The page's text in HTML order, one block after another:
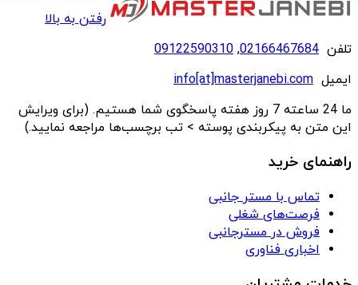
رفتن به بالا
تلفن 02166467684
,
09122590310
ایمیل info[at]masterjanebi.com
ما 24 ساعته 7 روز هفته پاسخگوی شما هستیم. (برای ویرایش
این متن به پیکربندی پوسته > تب برچسب‌ها مراجعه نمایید.)
راهنمای خرید
تماس با مستر جانبی
فرصت‌های شغلی
فروش در مسترجانبی
اخباری فناوری